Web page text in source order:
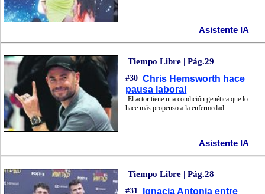
Asistente IA
Tiempo Libre | Pág.29
#30 Chris Hemsworth hace
pausa laboral
El actor tiene una condición genética que lo
hace más propenso a la enfermedad
Asistente IA
Tiempo Libre | Pág.28
#31
Ignacia Antonia entre